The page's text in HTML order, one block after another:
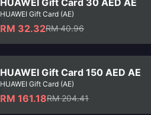
HUAWEI Gift Card 30 AED AE
HUAWEI Gift Card (AE)
RM 32.32RM 40.96
HUAWEI Gift Card 150 AED AE
HUAWEI Gift Card (AE)
RM 161.18RM 204.41